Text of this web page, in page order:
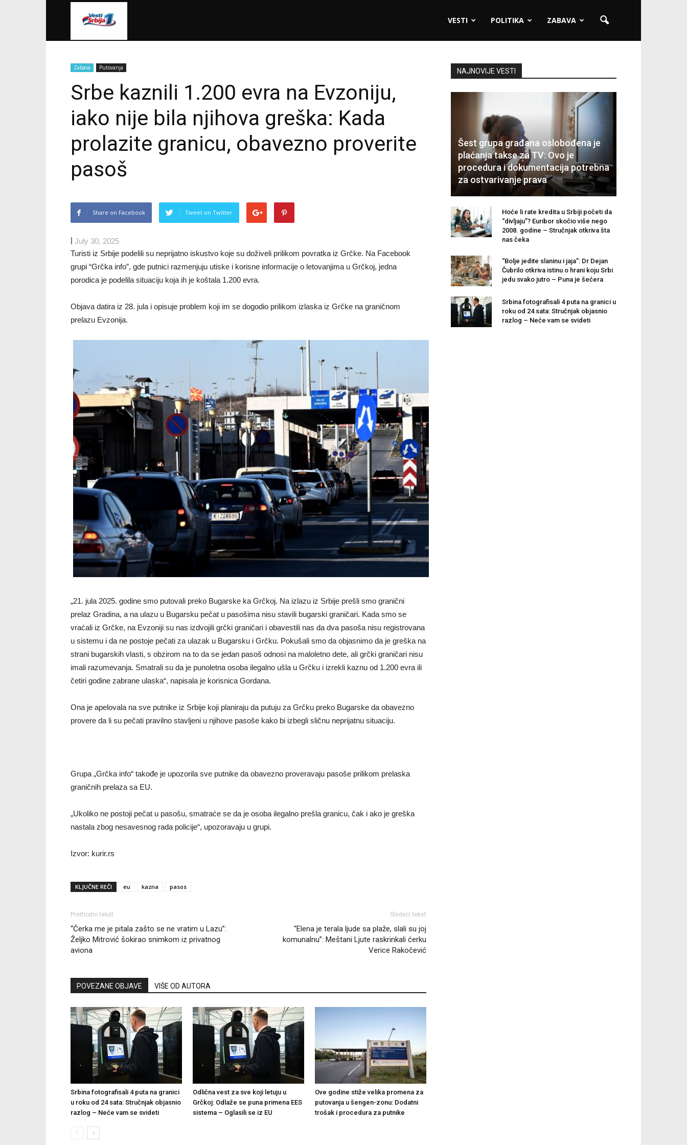
VESTI POLITIKA ZABAVA
Zabava Putovanja
Srbe kaznili 1.200 evra na Evzoniju,
iako nije bila njihova greška: Kada
prolazite granicu, obavezno proverite
pasoš
Share on Facebook Tweet on Twitter
| July 30, 2025
Turisti iz Srbije podelili su neprijatno iskustvo koje su doživeli prilikom povratka iz Grčke. Na Facebook
grupi “Grčka info”, gde putnici razmenjuju utiske i korisne informacije o letovanjima u Grčkoj, jedna
porodica je podelila situaciju koja ih je koštala 1.200 evra.
Objava datira iz 28. jula i opisuje problem koji im se dogodio prilikom izlaska iz Grčke na graničnom
prelazu Evzonija.
„21. jula 2025. godine smo putovali preko Bugarske ka Grčkoj. Na izlazu iz Srbije prešli smo granični
prelaz Gradina, a na ulazu u Bugarsku pečat u pasošima nisu stavili bugarski graničari. Kada smo se
vraćali iz Grčke, na Evzoniji su nas izdvojili grčki graničari i obavestili nas da dva pasoša nisu registrovana
u sistemu i da ne postoje pečati za ulazak u Bugarsku i Grčku. Pokušali smo da objasnimo da je greška na
strani bugarskih vlasti, s obzirom na to da se jedan pasoš odnosi na maloletno dete, ali grčki graničari nisu
imali razumevanja. Smatrali su da je punoletna osoba ilegalno ušla u Grčku i izrekli kaznu od 1.200 evra ili
četiri godine zabrane ulaska“, napisala je korisnica Gordana.
Ona je apelovala na sve putnike iz Srbije koji planiraju da putuju za Grčku preko Bugarske da obavezno
provere da li su pečati pravilno stavljeni u njihove pasoše kako bi izbegli sličnu neprijatnu situaciju.
Grupa „Grčka info“ takođe je upozorila sve putnike da obavezno proveravaju pasoše prilikom prelaska
graničnih prelaza sa EU.
„Ukoliko ne postoji pečat u pasošu, smatraće se da je osoba ilegalno prešla granicu, čak i ako je greška
nastala zbog nesavesnog rada policije“, upozoravaju u grupi.
Izvor: kurir.rs
KLJUČNE REČI eu kazna pasos
Prethodni tekst
“Ćerka me je pitala zašto se ne vratim u Lazu”:
Željko Mitrović šokirao snimkom iz privatnog
aviona
Sledeći tekst
“Elena je terala ljude sa plaže, slali su joj
komunalnu”: Meštani Ljute raskrinkali ćerku
Verice Rakočević
POVEZANE OBJAVE VIŠE OD AUTORA
Srbina fotografisali 4 puta na granici
u roku od 24 sata: Stručnjak objasnio
razlog – Neće vam se svideti
Odlična vest za sve koji letuju u
Grčkoj: Odlaže se puna primena EES
sistema – Oglasili se iz EU
Ove godine stiže velika promena za
putovanja u šengen-zonu: Dodatni
trošak i procedura za putnike
NAJNOVIJE VESTI
Šest grupa građana oslobođena je
plaćanja takse za TV: Ovo je
procedura i dokumentacija potrebna
za ostvarivanje prava
Hoće li rate kredita u Srbiji početi da
“divljaju”? Euribor skočio više nego
2008. godine – Stručnjak otkriva šta
nas čeka
“Bolje jedite slaninu i jaja”: Dr Dejan
Čubrilo otkriva istinu o hrani koju Srbi
jedu svako jutro – Puna je šećera
Srbina fotografisali 4 puta na granici u
roku od 24 sata: Stručnjak objasnio
razlog – Neće vam se svideti